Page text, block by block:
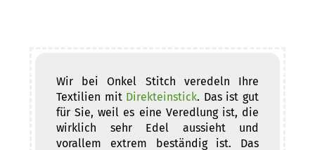
Wir bei Onkel Stitch veredeln Ihre
Textilien mit Direkteinstick. Das ist gut
für Sie, weil es eine Veredlung ist, die
wirklich sehr Edel aussieht und
vorallem extrem beständig ist. Das